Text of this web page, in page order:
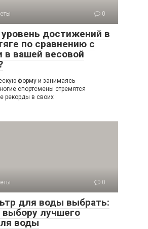
0
достижений в
по сравнению с
в вашей весовой
форму и занимаясь
спортсмены стремятся
рекорды в своих
0
для воды выбрать:
лучшего
воды